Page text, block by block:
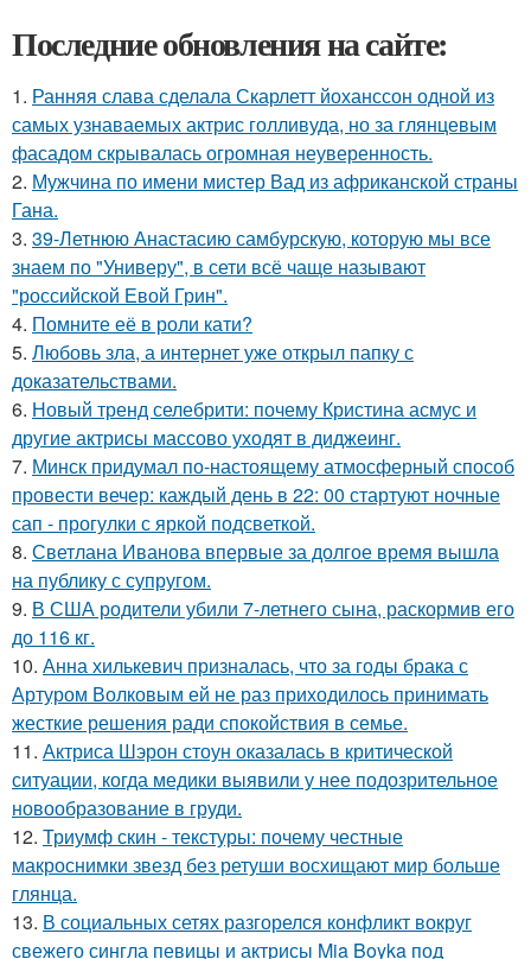
Последние обновления на сайте:
1. Ранняя слава сделала Скарлетт йоханссон одной из
самых узнаваемых актрис голливуда, но за глянцевым
фасадом скрывалась огромная неуверенность.
2. Мужчина по имени мистер Вад из африканской страны
Гана.
3. 39-Летнюю Анастасию самбурскую, которую мы все
знаем по "Универу", в сети всё чаще называют
"российской Евой Грин".
4. Помните её в роли кати?
5. Любовь зла, а интернет уже открыл папку с
доказательствами.
6. Новый тренд селебрити: почему Кристина асмус и
другие актрисы массово уходят в диджеинг.
7. Минск придумал по-настоящему атмосферный способ
провести вечер: каждый день в 22: 00 стартуют ночные
сап - прогулки с яркой подсветкой.
8. Светлана Иванова впервые за долгое время вышла
на публику с супругом.
9. В США родители убили 7-летнего сына, раскормив его
до 116 кг.
10. Анна хилькевич призналась, что за годы брака с
Артуром Волковым ей не раз приходилось принимать
жесткие решения ради спокойствия в семье.
11. Актриса Шэрон стоун оказалась в критической
ситуации, когда медики выявили у нее подозрительное
новообразование в груди.
12. Триумф скин - текстуры: почему честные
макроснимки звезд без ретуши восхищают мир больше
глянца.
13. В социальных сетях разгорелся конфликт вокруг
свежего сингла певицы и актрисы Mia Boyka под